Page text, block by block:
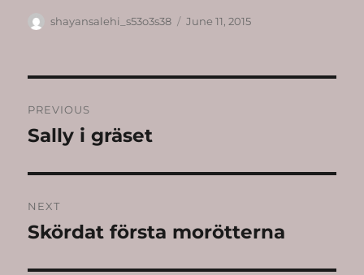
Author
shayansalehi_s53o3s38
Posted
June 11, 2015
navigation
PREVIOUS
Previous
Sally i gräset
NEXT
Next
Skördat första morötterna